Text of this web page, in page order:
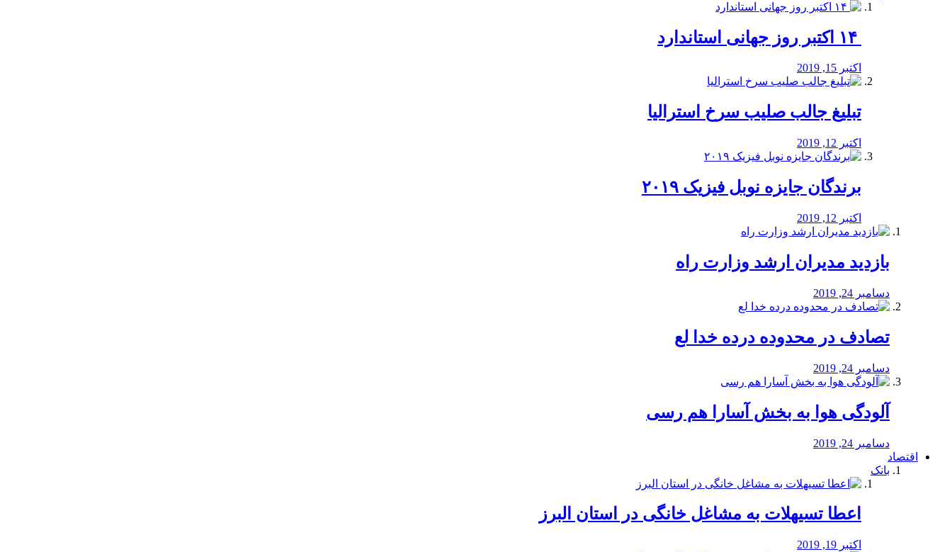
اکتبر 15, 2019
تبلیغ جالب صلیب سرخ استرالیا
اکتبر 12, 2019
برندگان جایزه نوبل فیزیک ۲۰۱۹
اکتبر 12, 2019
بازدید مدیران ارشد وزارت راه
دسامبر 24, 2019
تصادف در محدوده درده خدا لع
دسامبر 24, 2019
آلودگی هوا به بخش آسارا هم رسی
دسامبر 24, 2019
اقتصاد
بانک
️اعطا تسیهلات به مشاغل خانگی در استان البرز
اکتبر 19, 2019